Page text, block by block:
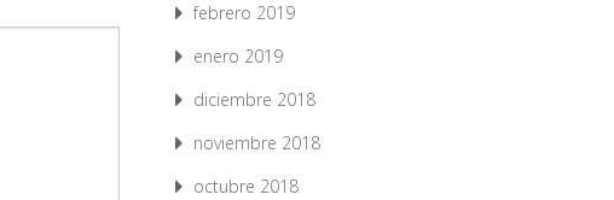
febrero 2019
enero 2019
diciembre 2018
noviembre 2018
octubre 2018